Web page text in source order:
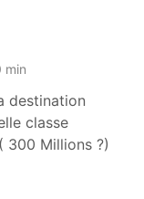
min
destination
classe
300 Millions ?)